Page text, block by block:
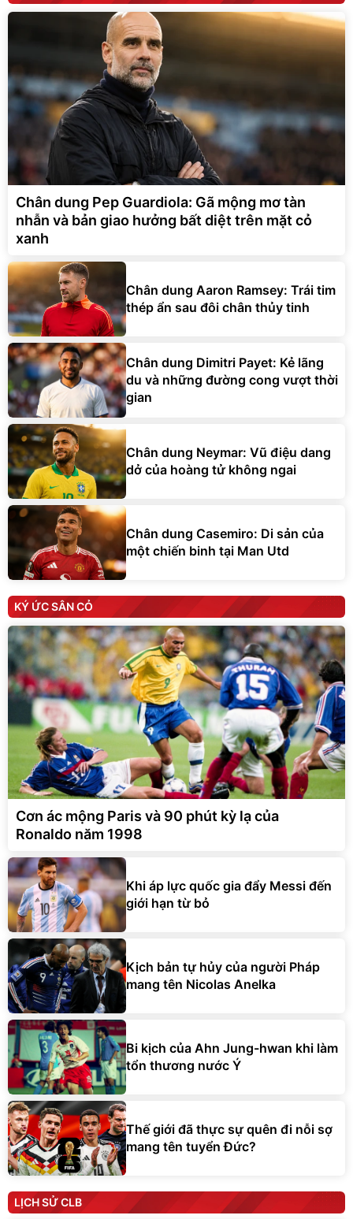
Chân dung Pep Guardiola: Gã mộng mơ tàn
nhẫn và bản giao hưởng bất diệt trên mặt cỏ
xanh
Chân dung Aaron Ramsey: Trái tim
thép ẩn sau đôi chân thủy tinh
Chân dung Dimitri Payet: Kẻ lãng
du và những đường cong vượt thời
gian
Chân dung Neymar: Vũ điệu dang
dở của hoàng tử không ngai
Chân dung Casemiro: Di sản của
một chiến binh tại Man Utd
KÝ ỨC SÂN CỎ
Cơn ác mộng Paris và 90 phút kỳ lạ của
Ronaldo năm 1998
Khi áp lực quốc gia đẩy Messi đến
giới hạn từ bỏ
Kịch bản tự hủy của người Pháp
mang tên Nicolas Anelka
Bi kịch của Ahn Jung-hwan khi làm
tổn thương nước Ý
Thế giới đã thực sự quên đi nỗi sợ
mang tên tuyển Đức?
LỊCH SỬ CLB